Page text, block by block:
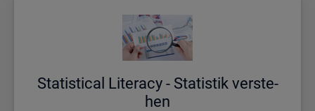
Sta­ti­s­ti­cal Li­te­r­acy - Sta­tis­tik ver­ste­
hen